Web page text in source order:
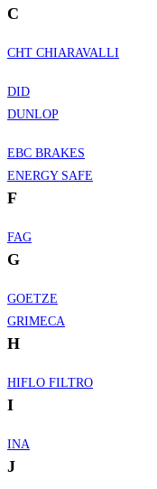
C
CHT CHIARAVALLI
DID
DUNLOP
EBC BRAKES
ENERGY SAFE
F
FAG
G
GOETZE
GRIMECA
H
HIFLO FILTRO
I
INA
J